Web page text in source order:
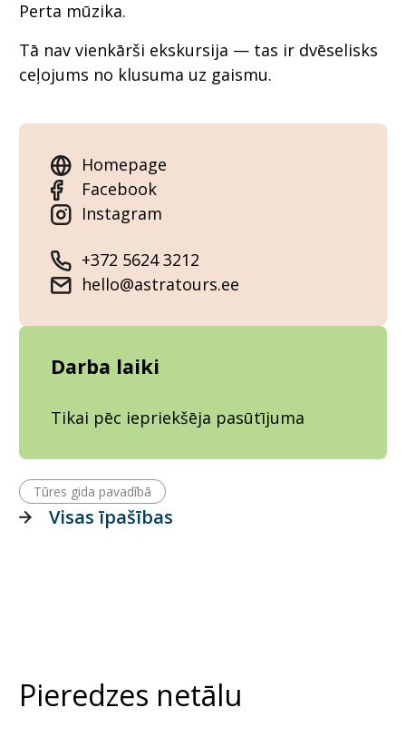
Perta mūzika.
Tā nav vienkārši ekskursija — tas ir dvēselisks
ceļojums no klusuma uz gaismu.
Homepage
Facebook
Instagram
+372 5624 3212
hello@astratours.ee
Darba laiki
Tikai pēc iepriekšēja pasūtījuma
Tūres gida pavadībā
Visas īpašības
Pieredzes netālu